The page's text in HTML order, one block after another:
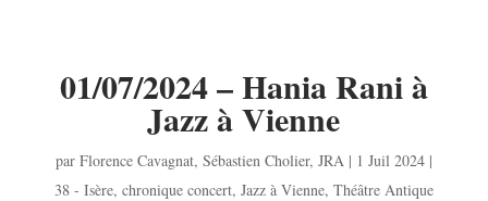
01/07/2024 – Hania Rani à
Jazz à Vienne
par Florence Cavagnat, Sébastien Cholier, JRA| 1 Juil 2024|
38 - Isère, chronique concert, Jazz à Vienne, Théâtre Antique